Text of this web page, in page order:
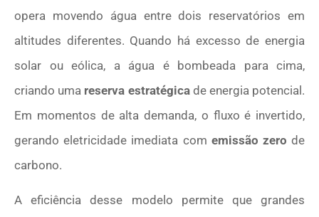
opera movendo água entre dois reservatórios em
altitudes diferentes. Quando há excesso de energia
solar ou eólica, a água é bombeada para cima,
criando uma reserva estratégicade energia potencial.
Em momentos de alta demanda, o fluxo é invertido,
gerando eletricidade imediata com emissão zero de
carbono.
A eficiência desse modelo permite que grandes